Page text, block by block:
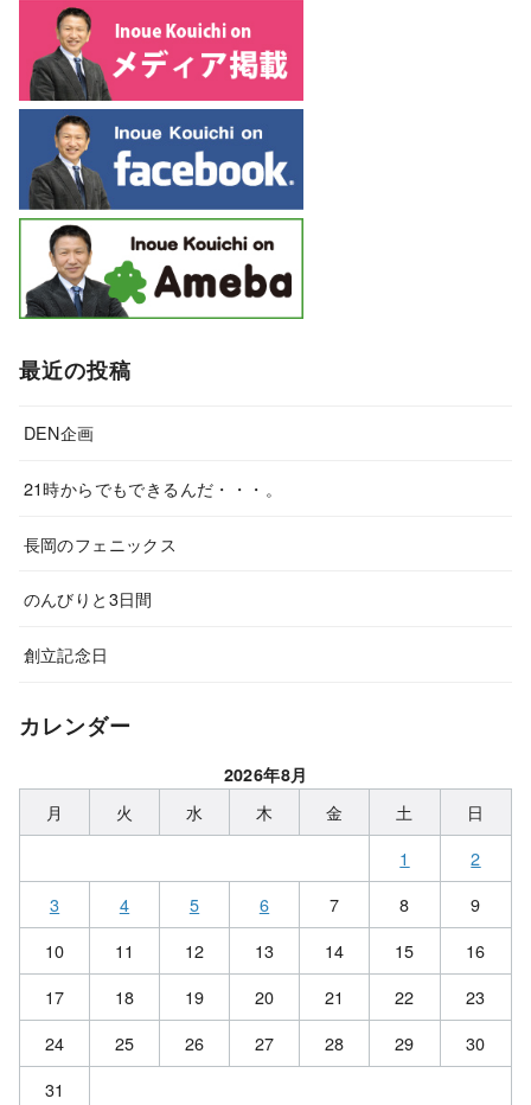
最近の投稿
DEN企画
21時からでもできるんだ・・・。
長岡のフェニックス
のんびりと3日間
創立記念日
カレンダー
2026年8月
月 火 水 木 金 土
日
1
2
3
4 5 6 7 8
9
10
11 12 13 14 15
16
17
18 19 20 21 22
23
24
25 26 27 28 29
30
31